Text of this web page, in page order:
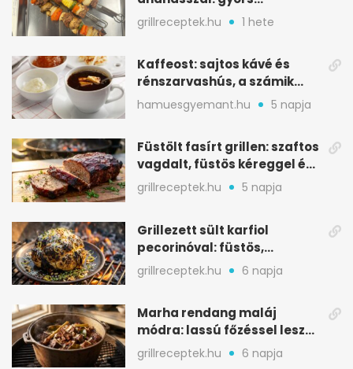
grillrecept jalapeñóval
grillreceptek.hu 1 hete
Kaffeost: sajtos kávé és
rénszarvashús, a számik
melegítő itala
hamuesgyemant.hu 5 napja
Füstölt fasírt grillen: szaftos
vagdalt, füstös kéreggel és
BBQ mázzal
grillreceptek.hu 5 napja
Grillezett sült karfiol
pecorinóval: füstös,
karamellizált nyári kedvenc
grillreceptek.hu 6 napja
Marha rendang maláj
módra: lassú főzéssel lesz
igazán szaftos
grillreceptek.hu 6 napja